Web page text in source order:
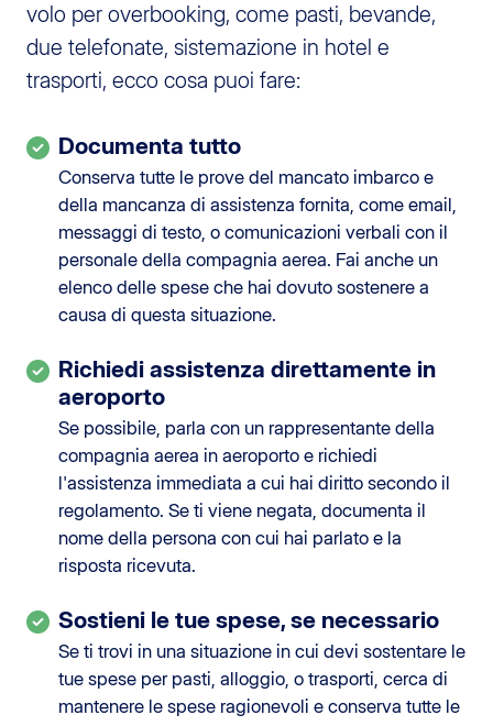
volo per overbooking, come pasti, bevande,
due telefonate, sistemazione in hotel e
trasporti, ecco cosa puoi fare:
Documenta tutto
Conserva tutte le prove del mancato imbarco e
della mancanza di assistenza fornita, come email,
messaggi di testo, o comunicazioni verbali con il
personale della compagnia aerea. Fai anche un
elenco delle spese che hai dovuto sostenere a
causa di questa situazione.
Richiedi assistenza direttamente in
aeroporto
Se possibile, parla con un rappresentante della
compagnia aerea in aeroporto e richiedi
l'assistenza immediata a cui hai diritto secondo il
regolamento. Se ti viene negata, documenta il
nome della persona con cui hai parlato e la
risposta ricevuta.
Sostieni le tue spese, se necessario
Se ti trovi in una situazione in cui devi sostentare le
tue spese per pasti, alloggio, o trasporti, cerca di
mantenere le spese ragionevoli e conserva tutte le